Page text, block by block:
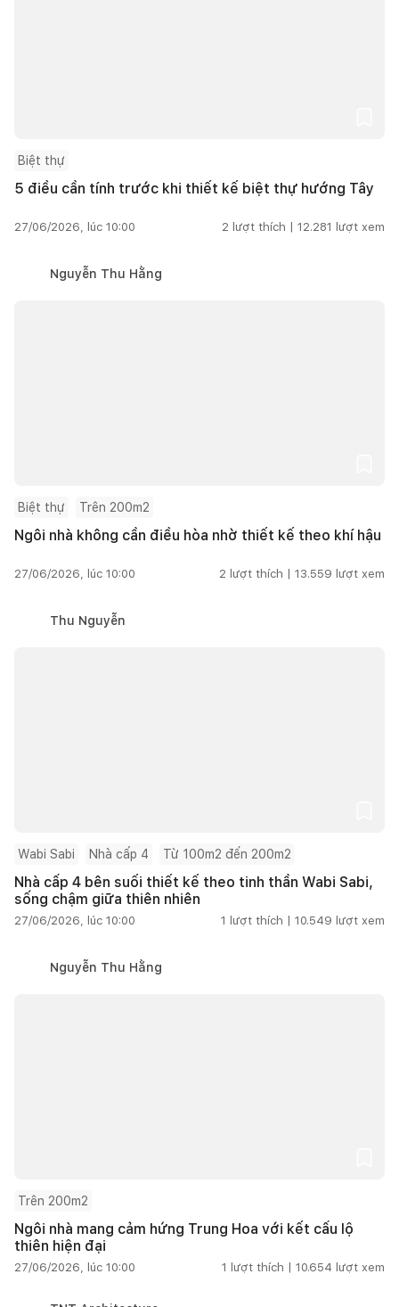
Biệt thự
5 điều cần tính trước khi thiết kế biệt thự hướng Tây
27/06/2026, lúc 10:00 2 lượt thích | 12.281 lượt xem
Nguyễn Thu Hằng
Biệt thự Trên 200m2
Ngôi nhà không cần điều hòa nhờ thiết kế theo khí hậu
27/06/2026, lúc 10:00 2 lượt thích | 13.559 lượt xem
Thu Nguyễn
Wabi Sabi Nhà cấp 4 Từ 100m2 đến 200m2
Nhà cấp 4 bên suối thiết kế theo tinh thần Wabi Sabi,
sống chậm giữa thiên nhiên
27/06/2026, lúc 10:00 1 lượt thích | 10.549 lượt xem
Nguyễn Thu Hằng
Trên 200m2
Ngôi nhà mang cảm hứng Trung Hoa với kết cấu lộ
thiên hiện đại
27/06/2026, lúc 10:00 1 lượt thích | 10.654 lượt xem